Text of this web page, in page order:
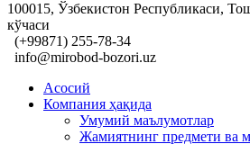
100015, Ўзбекистон Республикаси,
кўчаси
(+99871) 255-78-34
info@mirobod-bozori.uz
Асосий
Компания ҳақида
Умумий маълумотлар
Жамиятнинг предмети ва